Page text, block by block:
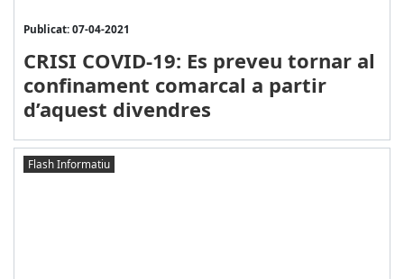
Publicat: 07-04-2021
CRISI COVID-19: Es preveu tornar al
confinament comarcal a partir
d’aquest divendres
Flash Informatiu